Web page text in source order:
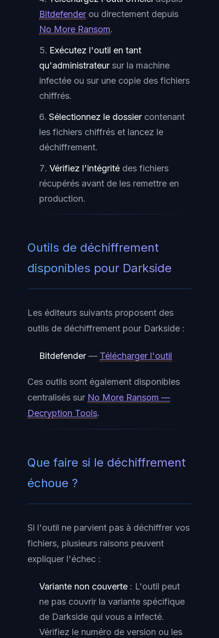
Bitdefender ou directement depuis
No More Ransom.
Exécutez l'outil en tant
qu'administrateur sur la machine
infectée ou sur une copie des fichiers
chiffrés.
Sélectionnez le dossier contenant
les fichiers chiffrés et lancez le
déchiffrement.
Vérifiez l'intégrité des fichiers
récupérés avant de les remettre en
production.
Outils de déchiffrement
disponibles pour Darkside
Les éditeurs suivants proposent des
outils de déchiffrement pour Darkside :
Bitdefender — Télécharger l'outil
Ces outils sont également disponibles
centralisés sur No More Ransom —
Decryption Tools.
Que faire si le déchiffrement
échoue ?
Si l'outil ne parvient pas à déchiffrer vos
fichiers, plusieurs raisons peuvent
expliquer l'échec :
Variante non couverte : L'outil peut
ne pas couvrir la variante spécifique
de Darkside qui vous a infecté.
Vérifiez le numéro de version ou les